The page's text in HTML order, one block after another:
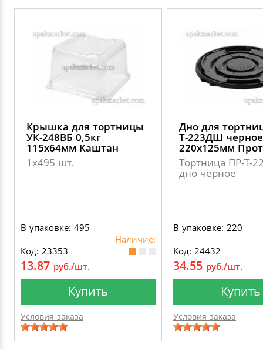
Крышка для тортницы
УК-248ВБ 0,5кг
115х64мм Каштан
1х495 шт.
В упаковке: 495
Наличие:
Код: 23353
13.87 руб./шт.
Купить
Условия заказа
Дно для
Т-223ДШ
220х125мм
Тортница ПР-Т-
дно черное
В упаковке: 220
Код: 24432
34.55 руб./шт.
Купить
Условия заказа